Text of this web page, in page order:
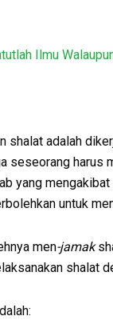
Ilmu
shalat adalah
seseorang harus
yang
untuk
men-jamak
shalat